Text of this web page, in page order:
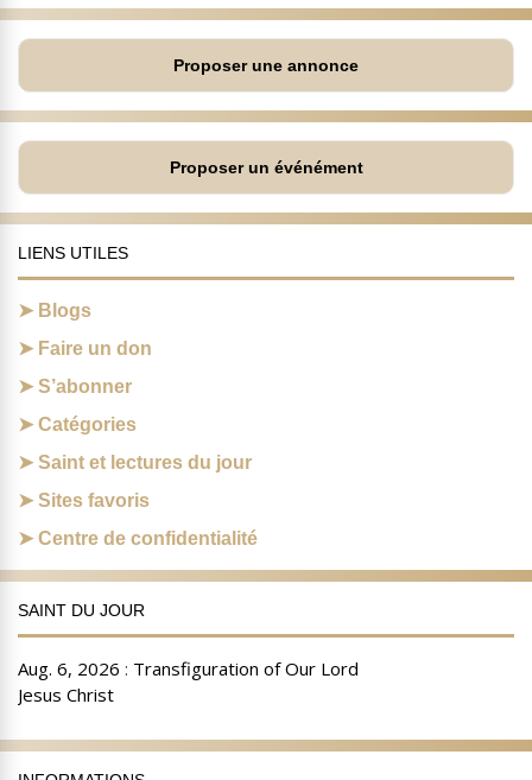
Proposer une annonce
Proposer un événément
LIENS UTILES
Blogs
Faire un don
S’abonner
Catégories
Saint et lectures du jour
Sites favoris
Centre de confidentialité
SAINT DU JOUR